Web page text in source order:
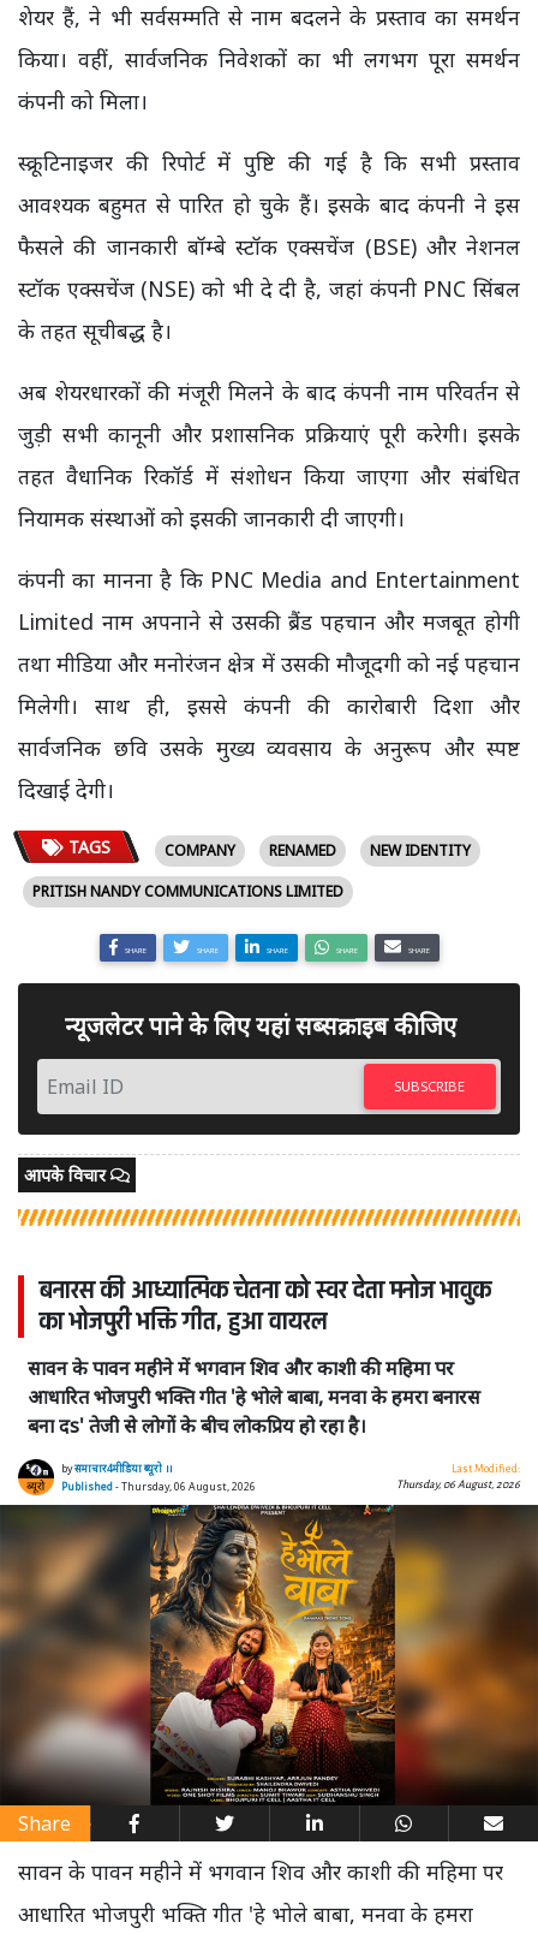
शेयर हैं, ने भी सर्वसम्मति से नाम बदलने के प्रस्ताव का समर्थन
किया। वहीं, सार्वजनिक निवेशकों का भी लगभग पूरा समर्थन
कंपनी को मिला।
स्क्रूटिनाइजर की रिपोर्ट में पुष्टि की गई है कि सभी प्रस्ताव
आवश्यक बहुमत से पारित हो चुके हैं। इसके बाद कंपनी ने इस
फैसले की जानकारी बॉम्बे स्टॉक एक्सचेंज (BSE) और नेशनल
स्टॉक एक्सचेंज (NSE) को भी दे दी है, जहां कंपनी PNC सिंबल
के तहत सूचीबद्ध है।
अब शेयरधारकों की मंजूरी मिलने के बाद कंपनी नाम परिवर्तन से
जुड़ी सभी कानूनी और प्रशासनिक प्रक्रियाएं पूरी करेगी। इसके
तहत वैधानिक रिकॉर्ड में संशोधन किया जाएगा और संबंधित
नियामक संस्थाओं को इसकी जानकारी दी जाएगी।
कंपनी का मानना है कि PNC Media and Entertainment
Limited नाम अपनाने से उसकी ब्रैंड पहचान और मजबूत होगी
तथा मीडिया और मनोरंजन क्षेत्र में उसकी मौजूदगी को नई पहचान
मिलेगी। साथ ही, इससे कंपनी की कारोबारी दिशा और
सार्वजनिक छवि उसके मुख्य व्यवसाय के अनुरूप और स्पष्ट
दिखाई देगी।
TAGS COMPANY RENAMED
NEW IDENTITY
PRITISH NANDY COMMUNICATIONS LIMITED
SHARE SHARE SHARE SHARE SHARE
न्यूजलेटर पाने के लिए यहां सब्सक्राइब कीजिए
SUBSCRIBE
आपके विचार
बनारस की आध्यात्मिक चेतना को स्वर देता मनोज भावुक
का भोजपुरी भक्ति गीत, हुआ वायरल
सावन के पावन महीने में भगवान शिव और काशी की महिमा पर
आधारित भोजपुरी भक्ति गीत 'हे भोले बाबा, मनवा के हमरा बनारस
बना दs' तेजी से लोगों के बीच लोकप्रिय हो रहा है।
byसमाचार4मीडिया ब्यूरो ।।
Published - Thursday, 06 August, 2026
Last Modified:
Thursday, 06 August, 2026
Share
सावन के पावन महीने में भगवान शिव और काशी की महिमा पर
आधारित भोजपुरी भक्ति गीत 'हे भोले बाबा, मनवा के हमरा